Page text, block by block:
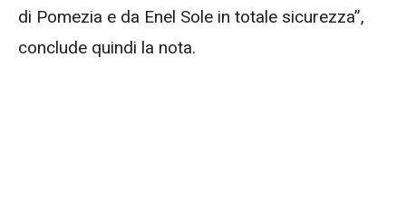
di Pomezia e da Enel Sole in totale sicurezza”,
conclude quindi la nota.